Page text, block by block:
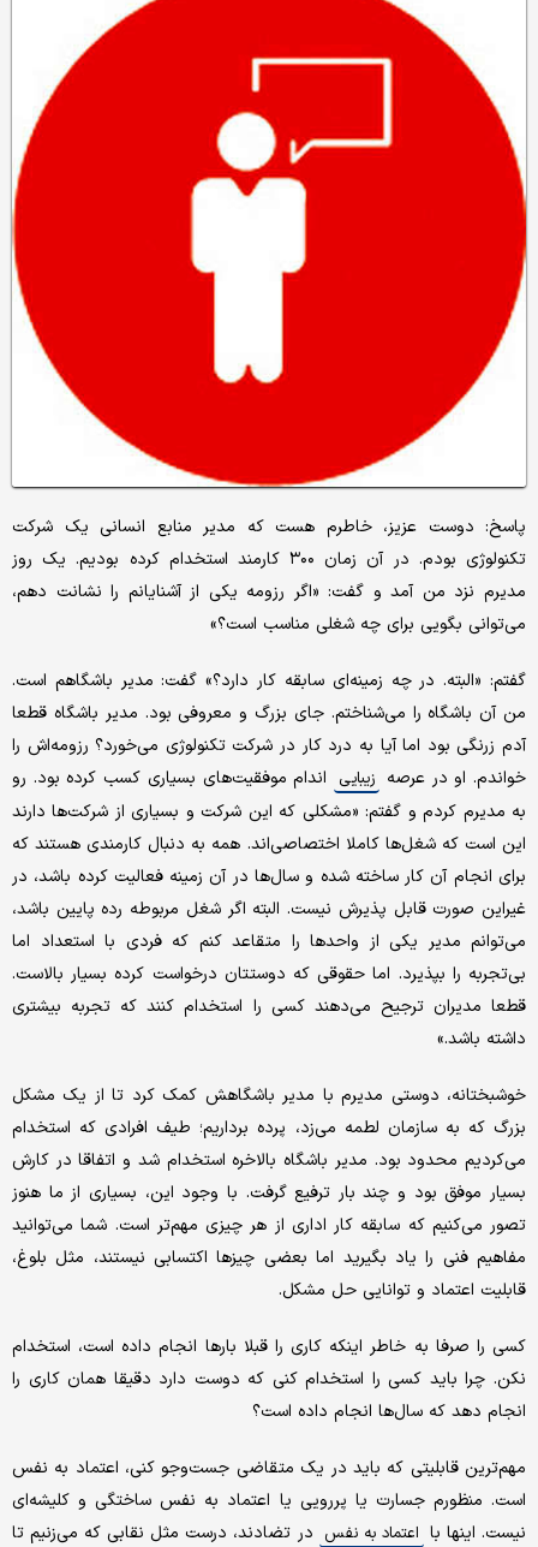
پاسخ: دوست عزیز، خاطرم هست که مدیر منابع انسانی یک شرکت
تکنولوژی بودم. در آن زمان ۳۰۰ کارمند استخدام کرده بودیم. یک روز
مدیرم نزد من آمد و گفت: «اگر رزومه یکی از آشنایانم را نشانت دهم،
می‌توانی بگویی برای چه شغلی مناسب است؟»
گفتم: «البته. در چه زمینه‌ای سابقه کار دارد؟» گفت: مدیر باشگاهم است.
من آن باشگاه را می‌شناختم. جای بزرگ و معروفی بود. مدیر باشگاه قطعا
آدم زرنگی بود اما آیا به درد کار در شرکت تکنولوژی می‌خورد؟ رزومه‌اش را
خواندم. او در عرصه زیبایی اندام موفقیت‌های بسیاری کسب کرده بود. رو
به مدیرم کردم و گفتم: «مشکلی که این شرکت و بسیاری از شرکت‌ها دارند
این است که شغل‌ها کاملا اختصاصی‌اند. همه به دنبال کارمندی هستند که
برای انجام آن کار ساخته شده و سال‌ها در آن زمینه فعالیت کرده باشد، در
غیر‌این صورت قابل پذیرش نیست. البته اگر شغل مربوطه رده پایین باشد،
می‌توانم مدیر یکی از واحدها را متقاعد کنم که فردی با استعداد اما
بی‌تجربه را بپذیرد. اما حقوقی که دوستتان درخواست کرده بسیار بالاست.
قطعا مدیران ترجیح می‌دهند کسی را استخدام کنند که تجربه بیشتری
داشته باشد.»
خوشبختانه، دوستی مدیرم با مدیر باشگاهش کمک کرد تا از یک مشکل
بزرگ که به سازمان لطمه می‌زد، پرده برداریم؛ طیف افرادی که استخدام
می‌کردیم محدود بود. مدیر باشگاه بالاخره استخدام شد و اتفاقا در کارش
بسیار موفق بود و چند بار ترفیع گرفت. با وجود این، بسیاری از ما هنوز
تصور می‌کنیم که سابقه کار اداری از هر چیزی مهم‌تر است. شما می‌توانید
مفاهیم فنی را یاد بگیرید اما بعضی چیزها اکتسابی نیستند، مثل بلوغ،
قابلیت اعتماد و توانایی حل مشکل.
کسی را صرفا به خاطر اینکه کاری را قبلا بارها انجام داده است، استخدام
نکن. چرا باید کسی را استخدام کنی که دوست دارد دقیقا همان کاری را
انجام دهد که سال‌ها انجام داده است؟
مهم‌ترین قابلیتی که باید در یک متقاضی جست‌وجو کنی، اعتماد به نفس
است. منظورم جسارت یا پررویی یا اعتماد به نفس ساختگی و کلیشه‌ای
نیست. اینها با اعتماد به نفس در تضادند، درست مثل نقابی که می‌زنیم تا